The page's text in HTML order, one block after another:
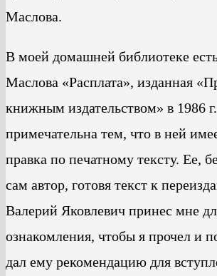
Маслова.
В моей домашней библиотеке
Маслова «Расплата», изданная
книжным издательством» в 1986
примечательна тем, что в ней
правка по печатному тексту. Ее,
сам автор, готовя текст к
Валерий Яковлевич принес мне
ознакомления, чтобы я прочел и
дал ему рекомендацию для